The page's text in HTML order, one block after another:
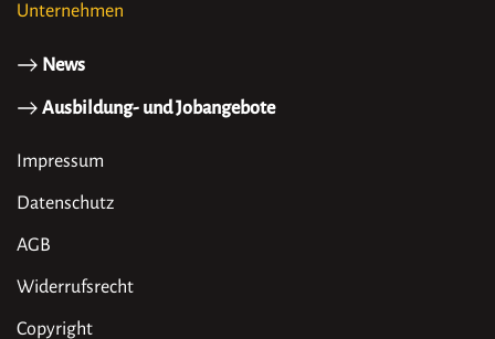
Unternehmen
News
Ausbildung- und Jobangebote
Impressum
Datenschutz
AGB
Widerrufsrecht
Copyright